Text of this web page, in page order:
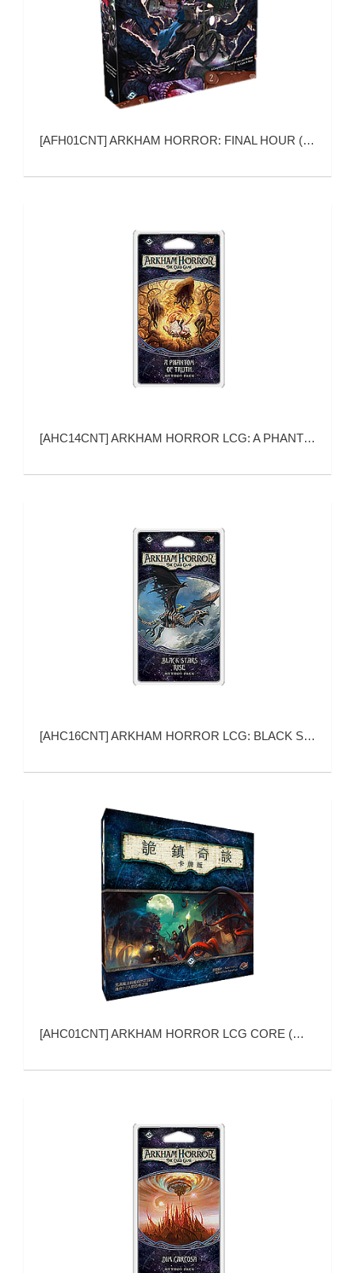
[AFH01CNT] ARKHAM HORROR: FINAL HOUR (诡镇奇谈：末日时刻)
[AHC14CNT] ARKHAM HORROR LCG: A PHANTOM OF TRUTH MYTHOS PACK (诡镇奇谈 卡牌版：真相幻影)
[AHC16CNT] ARKHAM HORROR LCG: BLACK STARS RISE MYTHOS PACK (诡镇奇谈 卡牌版：黑星升起)
[AHC01CNT] ARKHAM HORROR LCG CORE (诡镇奇谈：卡牌版)